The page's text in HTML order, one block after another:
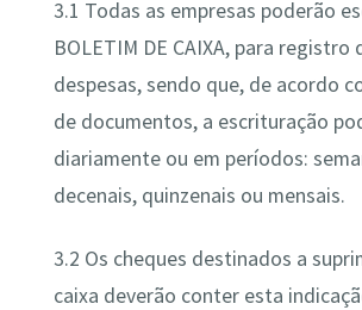
3.1 Todas as empresas poderão
BOLETIM DE CAIXA, para registro
despesas, sendo que, de acordo
de documentos, a escrituração
diariamente ou em períodos:
decenais, quinzenais ou mensais.
3.2 Os cheques destinados a
caixa deverão conter esta